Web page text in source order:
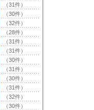
（31件）
（30件）
（32件）
（28件）
（31件）
（31件）
（30件）
（31件）
（30件）
（31件）
（32件）
（30件）